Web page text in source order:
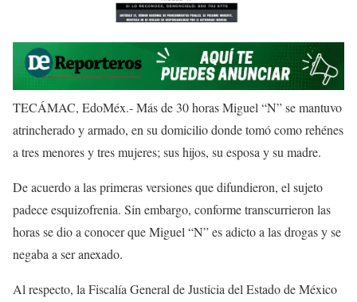
TECÁMAC, EdoMéx.- Más de 30 horas Miguel “N” se mantuvo
atrincherado y armado, en su domicilio donde tomó como rehénes
a tres menores y tres mujeres; sus hijos, su esposa y su madre.
De acuerdo a las primeras versiones que difundieron, el sujeto
padece esquizofrenia. Sin embargo, conforme transcurrieron las
horas se dio a conocer que Miguel “N” es adicto a las drogas y se
negaba a ser anexado.
Al respecto, la Fiscalía General de Justicia del Estado de México